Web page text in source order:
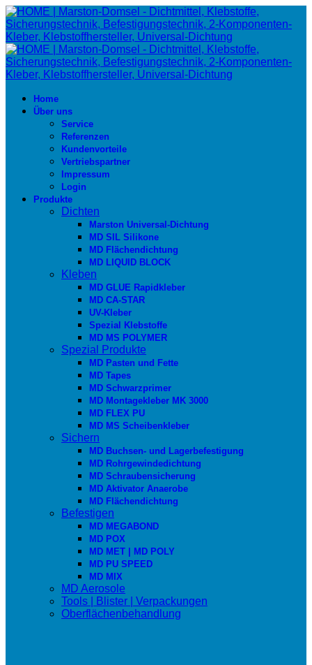
Home
Über uns
Service
Referenzen
Kundenvorteile
Vertriebspartner
Impressum
Login
Produkte
Dichten
Marston Universal-Dichtung
MD SIL Silikone
MD Flächendichtung
MD LIQUID BLOCK
Kleben
MD GLUE Rapidkleber
MD CA-STAR
UV-Kleber
Spezial Klebstoffe
MD MS POLYMER
Spezial Produkte
MD Pasten und Fette
MD Tapes
MD Schwarzprimer
MD Montagekleber MK 3000
MD FLEX PU
MD MS Scheibenkleber
Sichern
MD Buchsen- und Lagerbefestigung
MD Rohrgewindedichtung
MD Schraubensicherung
MD Aktivator Anaerobe
MD Flächendichtung
Befestigen
MD MEGABOND
MD POX
MD MET | MD POLY
MD PU SPEED
MD MIX
MD Aerosole
Tools | Blister | Verpackungen
Oberflächenbehandlung